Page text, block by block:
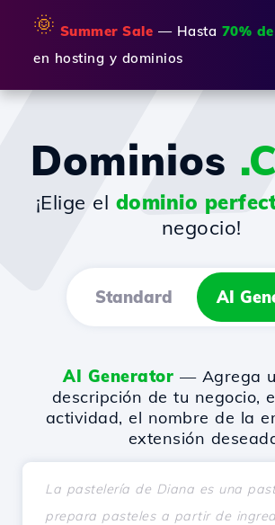
🌞 Summer Sale — Hasta 70%
en hosting y dominios
Dominios
¡Elige el dominio
negocio!
Standard AI
AI Generator — Agrega
descripción de tu negocio,
actividad, el nombre de la
extensión